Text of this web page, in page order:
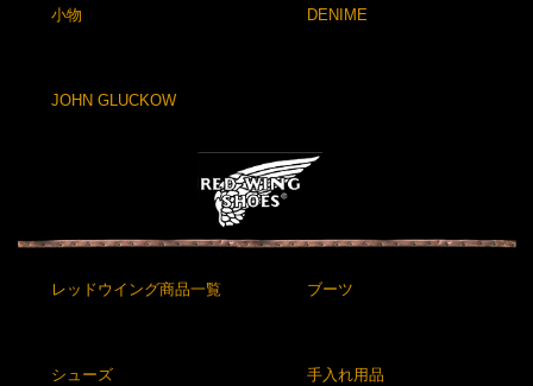
小物 DENIME
JOHN GLUCKOW
レッドウイング商品一覧 ブーツ
シューズ 手入れ用品